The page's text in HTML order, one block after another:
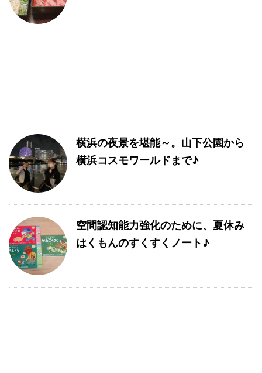
横浜の夜景を堪能～。山下公園から
横浜コスモワールドまで♪
空間認知能力強化のために、夏休み
はくもんのすくすくノート♪